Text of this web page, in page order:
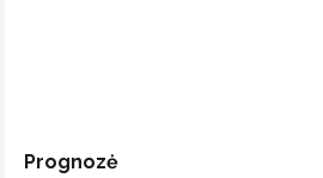
Prognozė